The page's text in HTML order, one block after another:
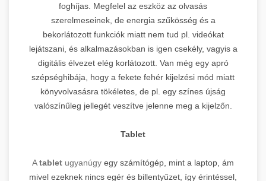
foghíjas. Megfelel az eszköz az olvasás
szerelmeseinek, de energia szűkösség és a
bekorlátozott funkciók miatt nem tud pl. videókat
lejátszani, és alkalmazásokban is igen csekély, vagyis a
digitális élvezet elég korlátozott. Van még egy apró
szépséghibája, hogy a fekete fehér kijelzési mód miatt
könyvolvasásra tökéletes, de pl. egy színes újság
valószínűleg jellegét veszítve jelenne meg a kijelzőn.
Tablet
Atablet ugyanúgy egy számítógép, mint a laptop, ám
mivel ezeknek nincs egér és billentyűzet, így érintéssel,